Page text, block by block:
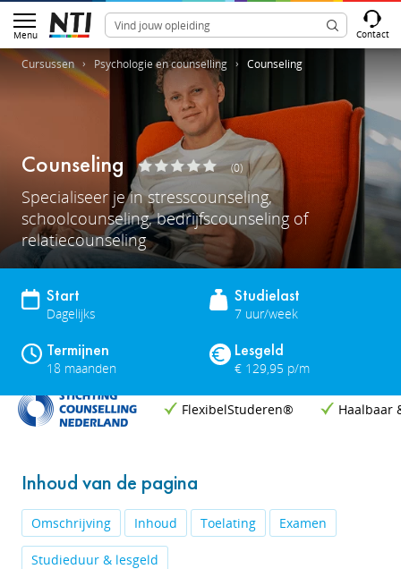
Menu Contact
Cursussen Psychologie en counselling Counseling
Counseling (0)
Specialiseer je in stresscounseling,
schoolcounseling, bedrijfscounseling of
relatiecounseling
Start
Dagelijks
Studielast
7 uur/week
Termijnen
18 maanden
Lesgeld
€ 129,95 p/m
FlexibelStuderen® Haalbaar
Inhoud van de pagina
Omschrijving Inhoud Toelating Examen
Studieduur & lesgeld